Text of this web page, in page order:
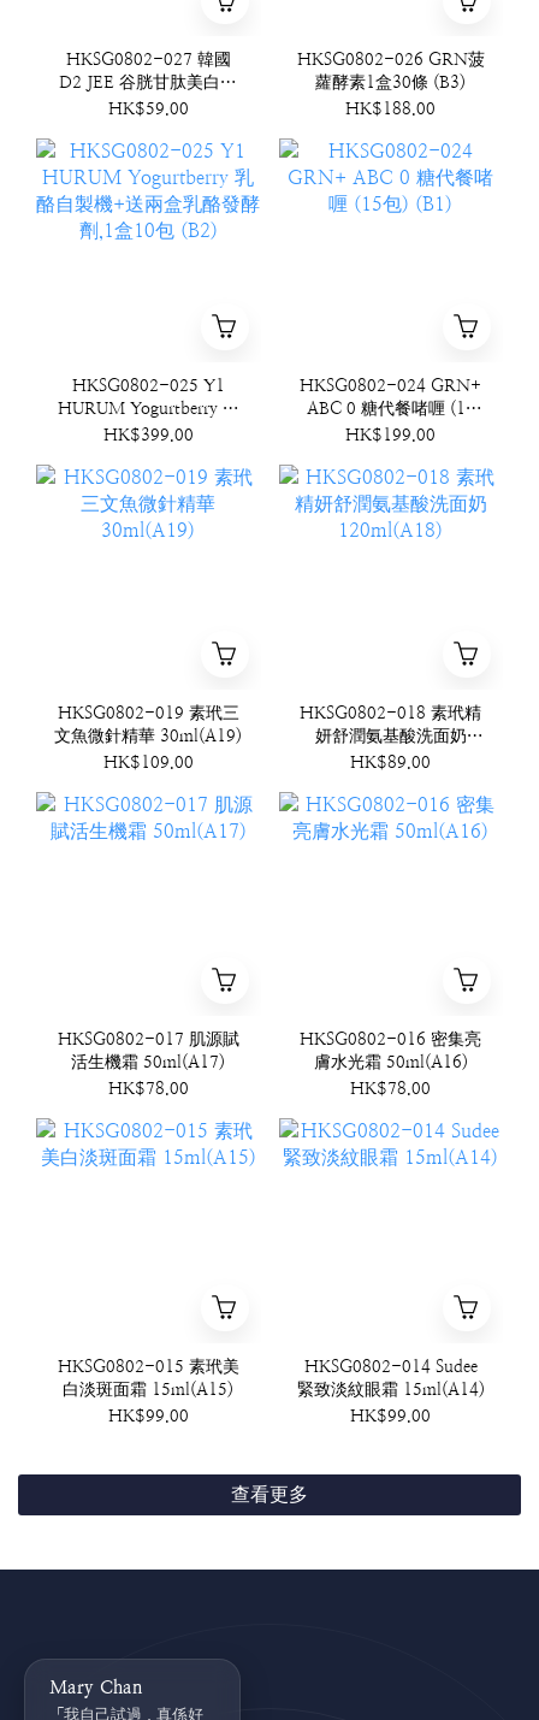
HKSG0802-027 韓國
D2 JEE 谷胱甘肽美白牙
膏 100g (B4)
HK$59.00
HKSG0802-026 GRN菠
蘿酵素1盒30條 (B3)
HK$188.00
HKSG0802-025 Y1
HURUM Yogurtberry 乳
酪自製機+送兩盒乳酪發
HK$399.00
HKSG0802-024 GRN+
ABC 0 糖代餐啫喱 (15
包) (B1)
HK$199.00
HKSG0802-019 素玳三
文魚微針精華 30ml(A19)
HK$109.00
HKSG0802-018 素玳精
妍舒潤氨基酸洗面奶
120ml(A18)
HK$89.00
HKSG0802-017 肌源賦
活生機霜 50ml(A17)
HK$78.00
HKSG0802-016 密集亮
膚水光霜 50ml(A16)
HK$78.00
HKSG0802-015 素玳美
白淡斑面霜 15ml(A15)
HK$99.00
HKSG0802-014 Sudee
緊致淡紋眼霜 15ml(A14)
HK$99.00
查看更多
Mary Chan
「我自己試過，真係好